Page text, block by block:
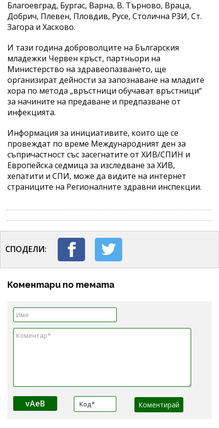
Благоевград, Бургас, Варна, В. Търново, Враца,
Добрич, Плевен, Пловдив, Русе, Столична РЗИ, Ст.
Загора и Хасково.
И тази година доброволците на Българския
младежки Червен кръст, партньори на
Министерство на здравеопазването, ще
организират дейности за запознаване на младите
хора по метода „връстници обучават връстници“
за начините на предаване и предпазване от
инфекцията.
Информация за инициативите, които ще се
провеждат по време Международният ден за
съпричастност със засегнатите от ХИВ/СПИН и
Европейска седмица за изследване за ХИВ,
хепатити и СПИ, може да видите на интернет
страниците на Регионалните здравни инспекции.
СПОДЕЛИ:
Коментари по темата
vAeB